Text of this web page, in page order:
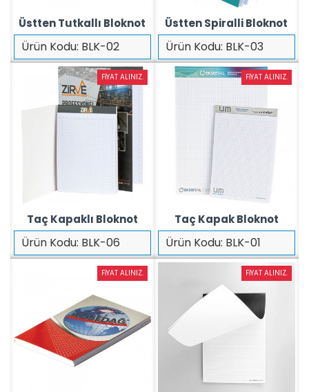
Ürün Kodu: BLK-02
Üstten Tutkallı Bloknot
Ürün Kodu: BLK-03
Üstten Spiralli Bloknot
FIYAT ALINIZ.
Ürün Kodu: BLK-06
Taç Kapaklı Bloknot
FIYAT ALINIZ.
Ürün Kodu: BLK-01
Taç Kapak Bloknot
FIYAT ALINIZ. FIYAT ALINIZ.